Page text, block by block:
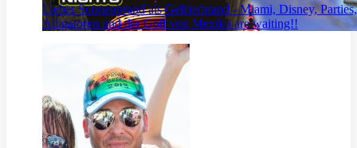
Lieber Sonnenbrand als Gefrierbrand - Miami, Disney, Parties,
Alligatoren und der Golf von Mexiko are waiting!!